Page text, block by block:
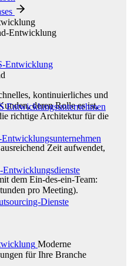
kontinuierliches und
deren Rolle es ist,
richtige Architektur für die
Zeit aufwendet,
dem Ein-des-ein-Team:
pro Meeting).
Entwicklung
Entwicklung
Entwicklungsunternehmen
Entwicklungsdienste
Dienste
Moderne
für Ihre Branche